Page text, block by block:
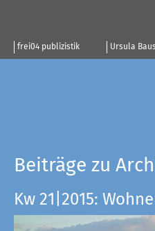
frei04 publizistik Ursula Baus
Beiträge zu
Kw 21|2015: